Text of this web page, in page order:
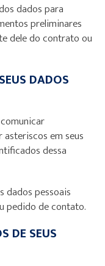
dados para
preliminares
dele do contrato ou
DADOS
em seus
dessa
dados pessoais
pedido de contato.
DE SEUS